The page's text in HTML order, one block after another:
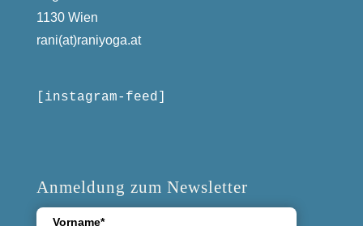
1130 Wien
rani(at)raniyoga.at
[instagram-feed]
Anmeldung zum Newsletter
Vorname*